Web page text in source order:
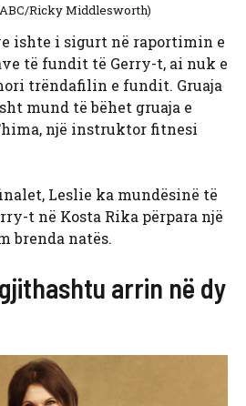
Ricky Middlesworth)
ishte i sigurt në raportimin e
të fundit të Gerry-t, ai nuk e
trëndafilin e fundit. Gruaja
mund të bëhet gruaja e
një instruktor fitnesi
Leslie ka mundësinë të
t në Kosta Rika përpara një
brenda natës.
arrin në dy